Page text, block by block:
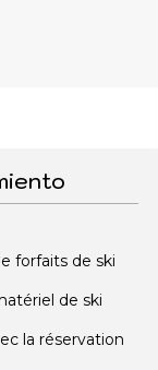
forfaits de ski
de ski
la réservation